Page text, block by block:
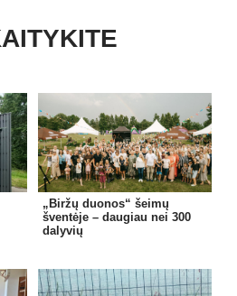
„Biržų duonos“ šeimų
šventėje – daugiau nei 300
dalyvių